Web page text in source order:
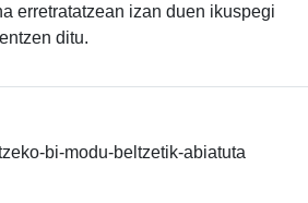
erretratatzean izan duen ikuspegi
ditu.